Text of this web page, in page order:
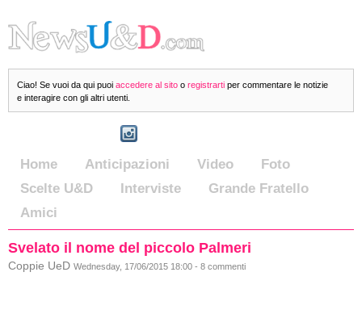
Ciao! Se vuoi da qui puoi accedere al sito o registrarti per commentare le notizie
e interagire con gli altri utenti.
Home Anticipazioni Video
Foto
Scelte U&D
Interviste
Grande Fratello
Amici
Svelato il nome del piccolo Palmeri
Coppie UeD Wednesday, 17/06/2015 18:00 - 8 commenti